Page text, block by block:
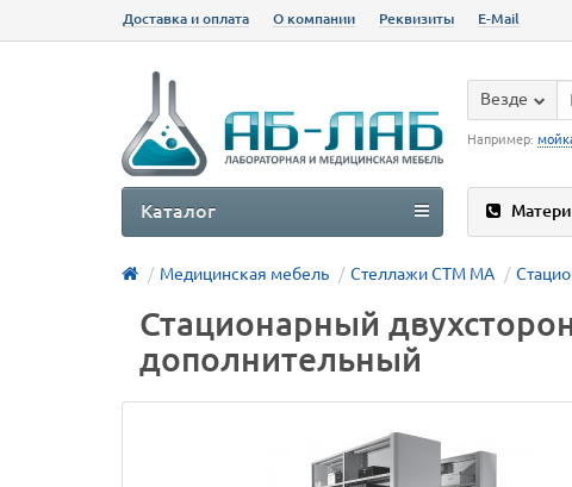
Доставка и оплата О компании Реквизиты E-Mail
Везде
Например:
Каталог
Медицинская мебель Стеллажи СТМ МА
Стационарный
дополнительный